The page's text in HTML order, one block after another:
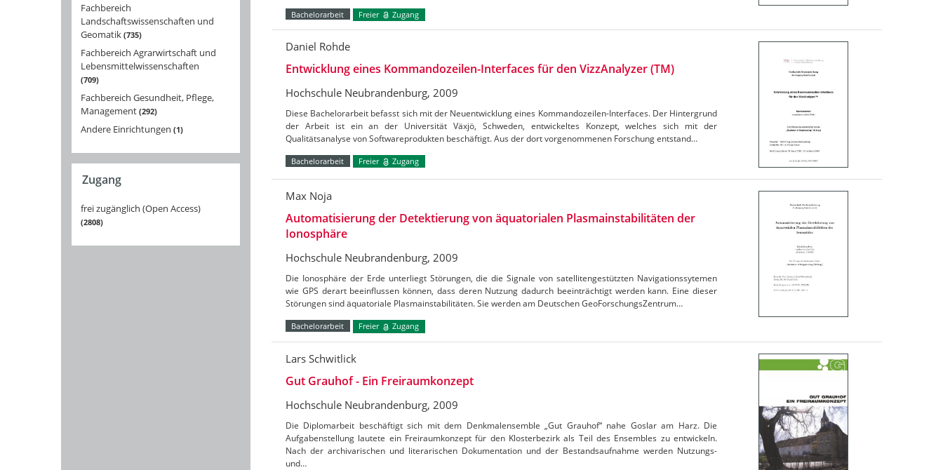
Fachbereich
Landschaftswissenschaften und
Geomatik 735
Fachbereich Agrarwirtschaft und
Lebensmittelwissenschaften
709
Fachbereich Gesundheit, Pflege,
Management 292
Andere Einrichtungen 1
Zugang
frei zugänglich (Open Access)
2808
Bachelorarbeit Freier Zugang
Daniel Rohde
Entwicklung eines Kommandozeilen-Interfaces für den VizzAnalyzer (TM)
Hochschule Neubrandenburg, 2009
Diese Bachelorarbeit befasst sich mit der Neuentwicklung eines Kommandozeilen-Interfaces. Der Hintergrund
der Arbeit ist ein an der Universität Växjö, Schweden, entwickeltes Konzept, welches sich mit der
Qualitätsanalyse von Softwareprodukten beschäftigt. Aus der dort vorgenommenen Forschung entstand…
Bachelorarbeit Freier Zugang
Max Noja
Automatisierung der Detektierung von äquatorialen Plasmainstabilitäten der
Ionosphäre
Hochschule Neubrandenburg, 2009
Die Ionosphäre der Erde unterliegt Störungen, die die Signale von satellitengestützten Navigationssytemen
wie GPS derart beeinflussen können, dass deren Nutzung dadurch beeinträchtigt werden kann. Eine dieser
Störungen sind äquatoriale Plasmainstabilitäten. Sie werden am Deutschen GeoForschungsZentrum…
Bachelorarbeit Freier Zugang
Lars Schwitlick
Gut Grauhof - Ein Freiraumkonzept
Hochschule Neubrandenburg, 2009
Die Diplomarbeit beschäftigt sich mit dem Denkmalensemble „Gut Grauhof“ nahe Goslar am Harz. Die
Aufgabenstellung lautete ein Freiraumkonzept für den Klosterbezirk als Teil des Ensembles zu entwickeln.
Nach der archivarischen und literarischen Dokumentation und der Bestandsaufnahme werden Nutzungs-
und…